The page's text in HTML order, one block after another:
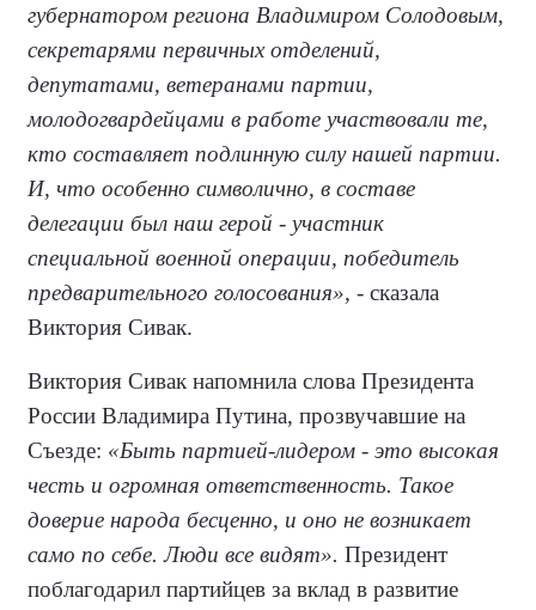
губернатором региона Владимиром Солодовым,
секретарями первичных отделений,
депутатами, ветеранами партии,
молодогвардейцами в работе участвовали те,
кто составляет подлинную силу нашей партии.
И, что особенно символично, в составе
делегации был наш герой - участник
специальной военной операции, победитель
предварительного голосования», - сказала
Виктория Сивак.
Виктория Сивак напомнила слова Президента
России Владимира Путина, прозвучавшие на
Съезде: «Быть партией-лидером - это высокая
честь и огромная ответственность. Такое
доверие народа бесценно, и оно не возникает
само по себе. Люди все видят». Президент
поблагодарил партийцев за вклад в развитие